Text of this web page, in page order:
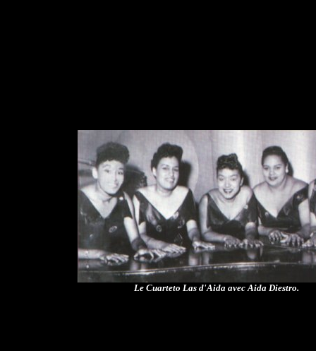
Le Cuarteto Las d'Aida avec Aida Diestro.